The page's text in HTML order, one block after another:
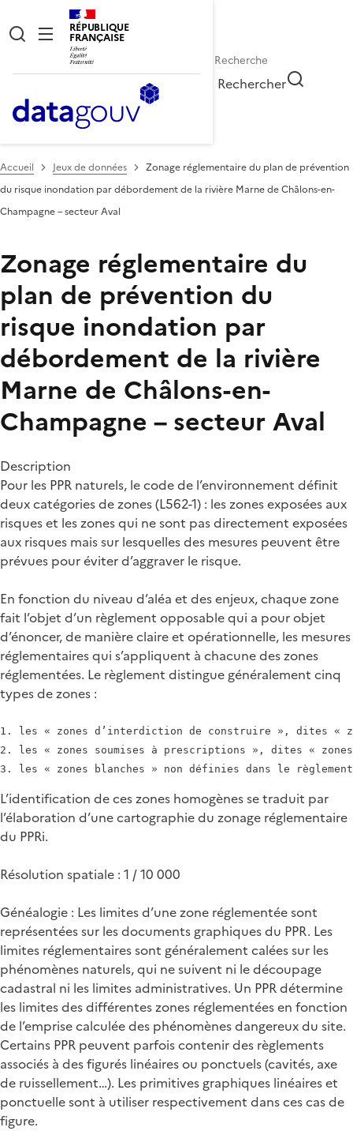
RÉPUBLIQUE
FRANÇAISE
Rechercher
Accueil Jeux de données
Zonage réglementaire du plan de prévention
du risque inondation par débordement de la rivière Marne de Châlons-en-
Champagne – secteur Aval
Zonage réglementaire du
plan de prévention du
risque inondation par
débordement de la rivière
Marne de Châlons-en-
Champagne – secteur Aval
Description
Pour les PPR naturels, le code de l’environnement définit
deux catégories de zones (L562-1) : les zones exposées aux
risques et les zones qui ne sont pas directement exposées
aux risques mais sur lesquelles des mesures peuvent être
prévues pour éviter d’aggraver le risque.
En fonction du niveau d’aléa et des enjeux, chaque zone
fait l’objet d’un règlement opposable qui a pour objet
d’énoncer, de manière claire et opérationnelle, les mesures
réglementaires qui s’appliquent à chacune des zones
réglementées. Le règlement distingue généralement cinq
types de zones :
1. les « zones d’interdiction de construire », dites «
2. les « zones soumises à prescriptions », dites «
L’identification de ces zones homogènes se traduit par
l’élaboration d’une cartographie du zonage réglementaire
du PPRi.
Résolution spatiale : 1 / 10 000
Généalogie : Les limites d’une zone réglementée sont
représentées sur les documents graphiques du PPR. Les
limites réglementaires sont généralement calées sur les
phénomènes naturels, qui ne suivent ni le découpage
cadastral ni les limites administratives. Un PPR détermine
les limites des différentes zones réglementées en fonction
de l’emprise calculée des phénomènes dangereux du site.
Certains PPR peuvent parfois contenir des règlements
associés à des figurés linéaires ou ponctuels (cavités, axe
de ruissellement…). Les primitives graphiques linéaires et
ponctuelle sont à utiliser respectivement dans ces cas de
figure.